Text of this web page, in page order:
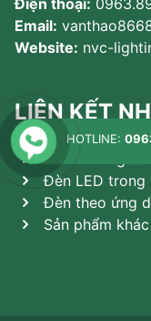
Điện thoại:
Email:
Website: nvc-
LIÊN KẾT
Đèn LED ngoài
Đèn LED trong
Đèn theo ứng
Sản phẩm khác
HOTLINE: